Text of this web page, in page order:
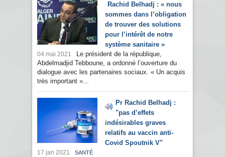
Rachid Belhadj : « nous
sommes dans l’obligation
de trouver des solutions
pour l’intérêt de notre
système sanitaire »
04 mai 2021
Le président de la république,
Abdelmadjid Tebboune, a ordonné l’ouverture du
dialogue avec les partenaires sociaux. « Un acquis
très important »...
Pr Rachid Belhadj :
"pas d’effets
indésirables graves
relatifs au vaccin anti-
Covid Spoutnik V"
17 jan 2021 SANTÉ